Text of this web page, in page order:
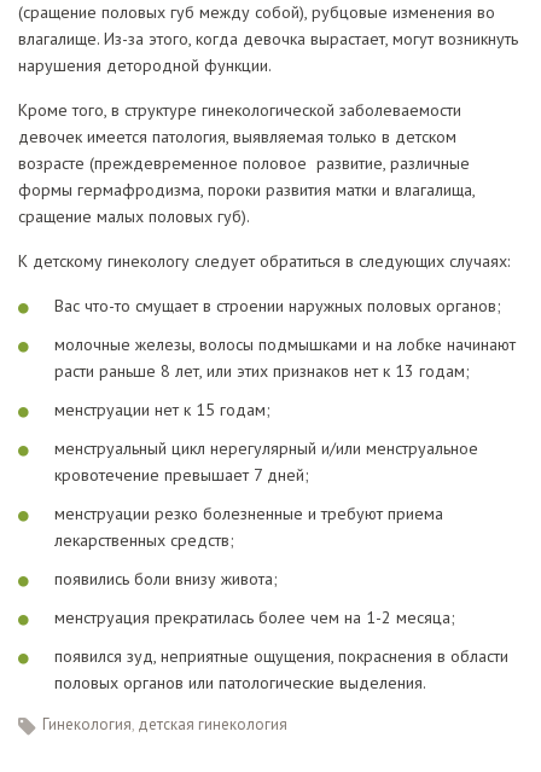
(сращение половых губ между собой), рубцовые изменения во
влагалище. Из-за этого, когда девочка вырастает, могут возникнуть
нарушения детородной функции.
Кроме того, в структуре гинекологической заболеваемости
девочек имеется патология, выявляемая только в детском
возрасте (преждевременное половое развитие, различные
формы гермафродизма, пороки развития матки и влагалища,
сращение малых половых губ).
К детскому гинекологу следует обратиться в следующих случаях:
Вас что-то смущает в строении наружных половых органов;
молочные железы, волосы подмышками и на лобке начинают
расти раньше 8 лет, или этих признаков нет к 13 годам;
менструации нет к 15 годам;
менструальный цикл нерегулярный и/или менструальное
кровотечение превышает 7 дней;
менструации резко болезненные и требуют приема
лекарственных средств;
появились боли внизу живота;
менструация прекратилась более чем на 1-2 месяца;
появился зуд, неприятные ощущения, покраснения в области
половых органов или патологические выделения.
гинекология, детская гинекология